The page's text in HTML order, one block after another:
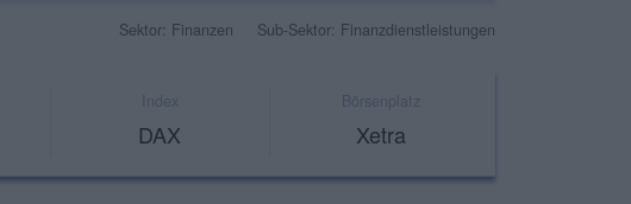
Sektor: Finanzen Sub-Sektor: Finanzdienstleistungen
Index
DAX
Börsenplatz
Xetra